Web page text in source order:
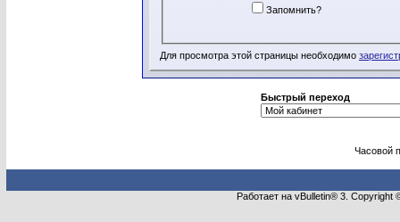
Запомнить?
Для просмотра этой страницы необходимо
Быстрый переход
Часовой
Работает на vBulletin® 3.